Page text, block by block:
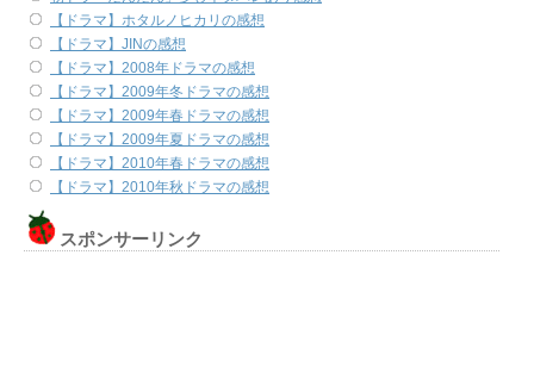
【ドラマ】ホタルノヒカリの感想
【ドラマ】JINの感想
【ドラマ】2008年ドラマの感想
【ドラマ】2009年冬ドラマの感想
【ドラマ】2009年春ドラマの感想
【ドラマ】2009年夏ドラマの感想
【ドラマ】2010年春ドラマの感想
【ドラマ】2010年秋ドラマの感想
スポンサーリンク